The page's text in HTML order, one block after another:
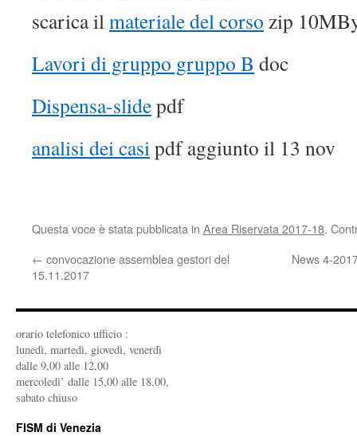
scarica ilmateriale del corso zip
Lavori di gruppo gruppo B doc
Dispensa-slidepdf
analisi dei casipdf aggiunto il 13 nov
Questa voce è stata pubblicata in Area Riservata 2017-18.
← convocazione assemblea gestori del
15.11.2017
News 4-
orario telefonico ufficio :
lunedì, martedì, giovedì, venerdì
dalle 9,00 alle 12,00
mercoledi’ dalle 15,00 alle 18,00,
sabato chiuso
FISM di Venezia